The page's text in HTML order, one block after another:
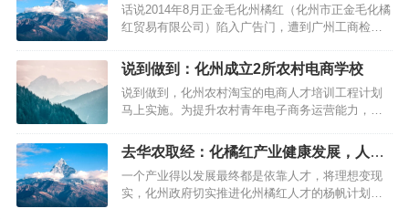
区别其实只是品种与产地的区别；山银花指的是华
南地区的金银花吧。他们差别其实不…
话说2014年8月正金毛化州橘红（化州市正金毛化橘
红贸易有限公司）陷入广告门，遭到广州工商检
临，化橘红企业需要特别注意，特别地，一些广州
化州橘红专卖店（橘红连锁店）、化州橘红专卖店
需要注意：《 食品广告之化州橘红》。关于新广告
法，橘红之家在此总结一下…
说到做到：化州成立2所农村电商学校
说到做到，化州农村淘宝的电商人才培训工程计划
马上实施。为提升农村青年电子商务运营能力，帮
级农村电商人才培训学校分别在市劳动就业培训中
心和市职业技术学校正式挂牌成立。第一期农村电
商骨干人才培训班面向农村青年免费开课。当天，
在市委组织部、市人社局、团市委等…
去华农取经：化橘红产业健康发展，人才
是关键！
一个产业得以发展最终都是依靠人才，将理想变现
实，化州政府切实推进化州橘红人才的杨帆计划，